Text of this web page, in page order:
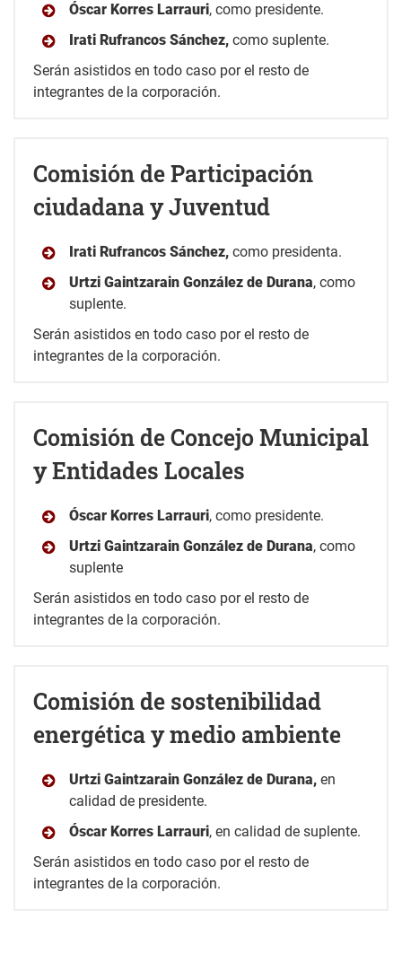
Óscar Korres Larrauri, como presidente.
Irati Rufrancos Sánchez, como suplente.
Serán asistidos en todo caso por el resto de
integrantes de la corporación.
Comisión de Participación
ciudadana y Juventud
Irati Rufrancos Sánchez, como presidenta.
Urtzi Gaintzarain González de Durana, como
suplente.
Serán asistidos en todo caso por el resto de
integrantes de la corporación.
Comisión de Concejo Municipal
y Entidades Locales
Óscar Korres Larrauri, como presidente.
Urtzi Gaintzarain González de Durana, como
suplente
Serán asistidos en todo caso por el resto de
integrantes de la corporación.
Comisión de sostenibilidad
energética y medio ambiente
Urtzi Gaintzarain González de Durana, en
calidad de presidente.
Óscar Korres Larrauri, en calidad de suplente.
Serán asistidos en todo caso por el resto de
integrantes de la corporación.